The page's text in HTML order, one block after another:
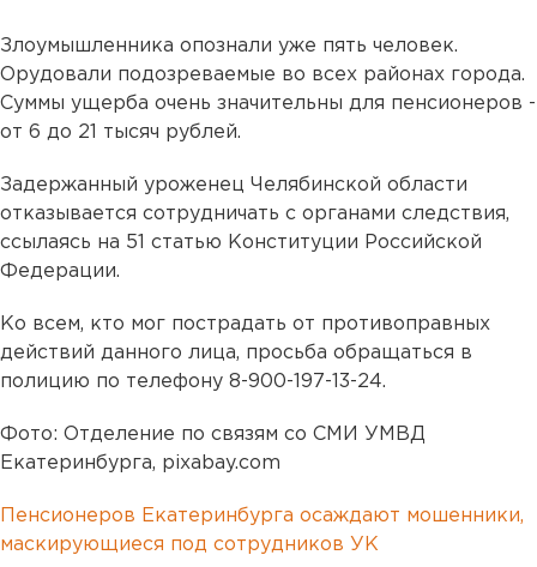
Злоумышленника опознали уже пять человек.
Орудовали подозреваемые во всех районах города.
Суммы ущерба очень значительны для пенсионеров -
от 6 до 21 тысяч рублей.
Задержанный уроженец Челябинской области
отказывается сотрудничать с органами следствия,
ссылаясь на 51 статью Конституции Российской
Федерации.
Ко всем, кто мог пострадать от противоправных
действий данного лица, просьба обращаться в
полицию по телефону 8-900-197-13-24.
Фото: Отделение по связям со СМИ УМВД
Екатеринбурга, pixabay.com
Пенсионеров Екатеринбурга осаждают мошенники,
маскирующиеся под сотрудников УК